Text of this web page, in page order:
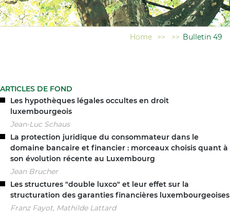
Home >> >> Bulletin 49
ARTICLES DE FOND
Les hypothèques légales occultes en droit
luxembourgeois
Jean-Luc Schaus
La protection juridique du consommateur dans le
domaine bancaire et financier : morceaux choisis quant à
son évolution récente au Luxembourg
Jean Brucher
Les structures "double luxco" et leur effet sur la
structuration des garanties financières luxembourgeoises
Franz Fayot, Mathilde Lattard